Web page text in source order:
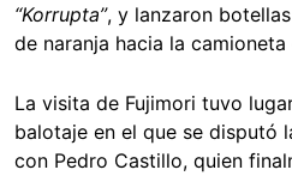
“Korrupta”, y lanzaron
de naranja hacia la
La visita de Fujimori tuvo
balotaje en el que se disputó
con Pedro Castillo, quien